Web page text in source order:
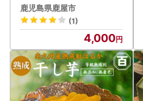
032-01 菓子
鹿児島県鹿屋市
(1)
4,000